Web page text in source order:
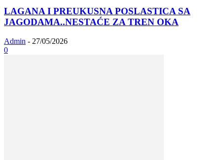
LAGANA I PREUKUSNA POSLASTICA SA
JAGODAMA..NESTAĆE ZA TREN OKA
Admin - 27/05/2026
0